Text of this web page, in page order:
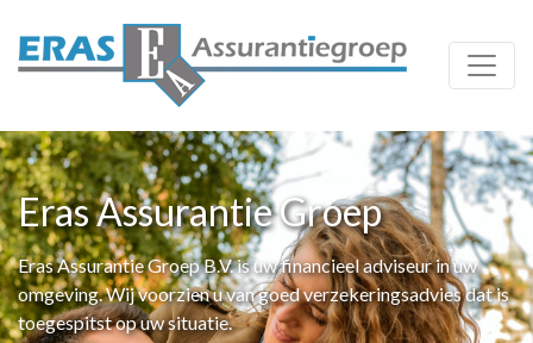
Eras Assurantie Groep
Eras Assurantie Groep B.V. is uw financieel adviseur in uw
omgeving. Wij voorzien u van goed verzekeringsadvies dat is
toegespitst op uw situatie.